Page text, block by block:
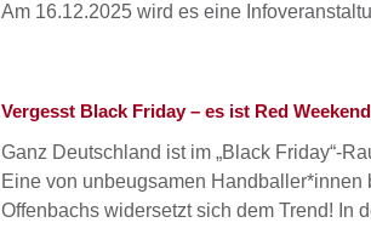
Am 16.12.2025 wird es eine
Vergesst Black Friday – es ist Red
Ganz Deutschland ist im „Black Friday“-
Eine von unbeugsamen Handballer*innen
Offenbachs widersetzt sich dem Trend! In